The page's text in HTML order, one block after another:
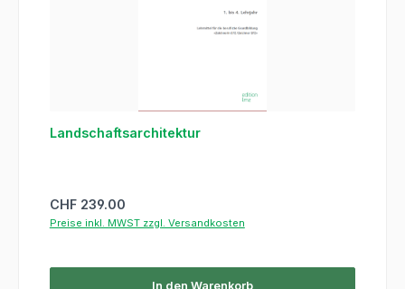
Landschaftsarchitektur
Regulärer Preis:
CHF 239.00
Preise inkl. MWST zzgl. Versandkosten
In den Warenkorb